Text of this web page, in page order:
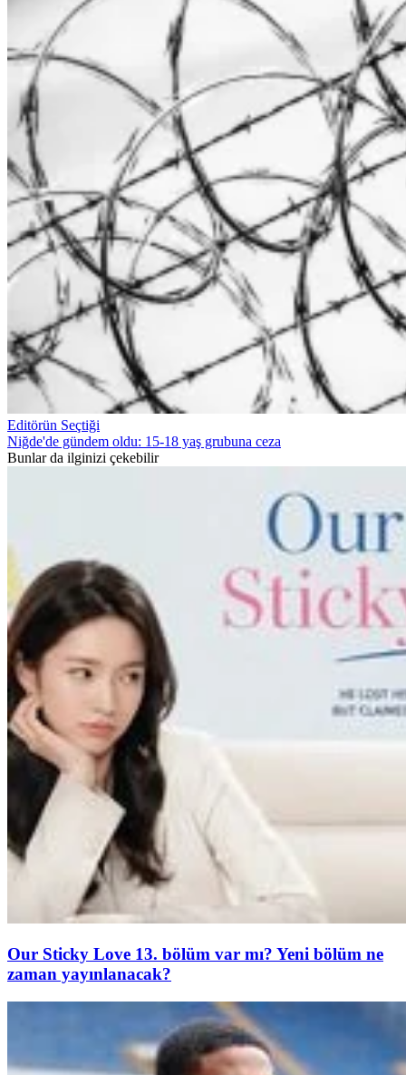
Editörün Seçtiği
Niğde'de gündem oldu: 15-18 yaş grubuna ceza
Bunlar da ilginizi çekebilir
Our Sticky Love 13. bölüm var mı? Yeni bölüm ne
zaman yayınlanacak?